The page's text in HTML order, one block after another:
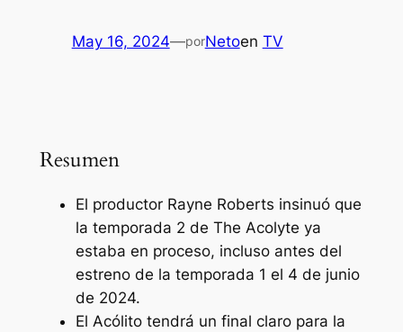
May 16, 2024—porNetoen TV
Resumen
El productor Rayne Roberts insinuó que
la temporada 2 de The Acolyte ya
estaba en proceso, incluso antes del
estreno de la temporada 1 el 4 de junio
de 2024.
El Acólito tendrá un final claro para la